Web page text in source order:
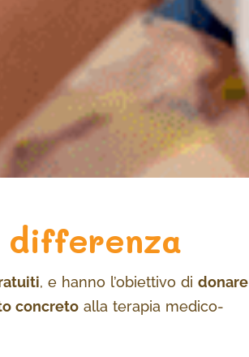
differenza
, e hanno l’obiettivo di donare
concreto alla terapia medico-